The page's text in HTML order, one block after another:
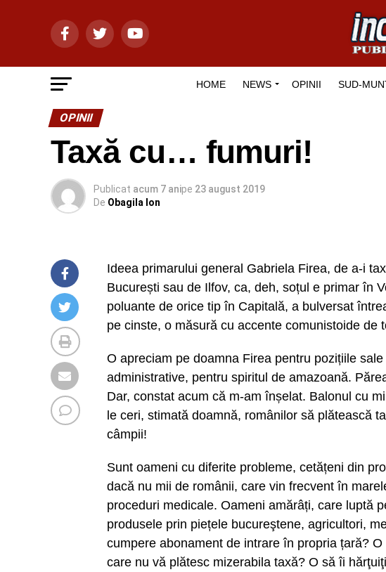
HOME NEWS OPINII SUD-
OPINII
Taxă cu… fumuri!
Publicat acum 7 anipe 23 august 2019
De Obagila Ion
Ideea primarului general Gabriela Firea, de a-i
București sau de Ilfov, ca, deh, soțul e primar în
poluante de orice tip în Capitală, a bulversat
pe cinste, o măsură cu accente comunistoide de
O apreciam pe doamna Firea pentru pozițiile
administrative, pentru spiritul de amazoană.
Dar, constat acum că m-am înșelat. Balonul cu
le ceri, stimată doamnă, românilor să plătească
câmpii!
Sunt oameni cu diferite probleme, cetățeni din
dacă nu mii de românii, care vin frecvent în
proceduri medicale. Oameni amărâți, care luptă
produsele prin piețele bucureştene, agricultori,
cumpere abonament de intrare în propria țară?
care nu vă plătesc mizerabila taxă? O să îi